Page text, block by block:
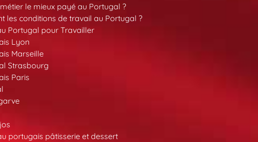
le mieux payé au Portugal ?
les conditions de travail au Portugal ?
Portugal pour Travailler
Lyon
Marseille
Strasbourg
Paris
portugais pâtisserie et dessert